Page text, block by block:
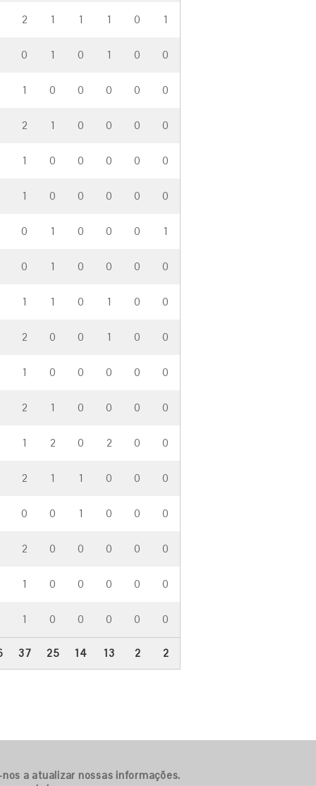
2 1 1 1 0 1
0 1 0 1 0 0
1 0 0 0 0 0
2 1 0 0 0 0
1 0 0 0 0 0
1 0 0 0 0 0
0 1 0 0 0 1
0 1 0 0 0 0
1 1 0 1 0 0
2 0 0 1 0 0
1 0 0 0 0 0
2 1 0 0 0 0
1 2 0 2 0 0
2 1 1 0 0 0
0 0 1 0 0 0
2 0 0 0 0 0
1 0 0 0 0 0
1 0 0 0 0 0
37 25 14 13 2 2
a atualizar nossas informações.